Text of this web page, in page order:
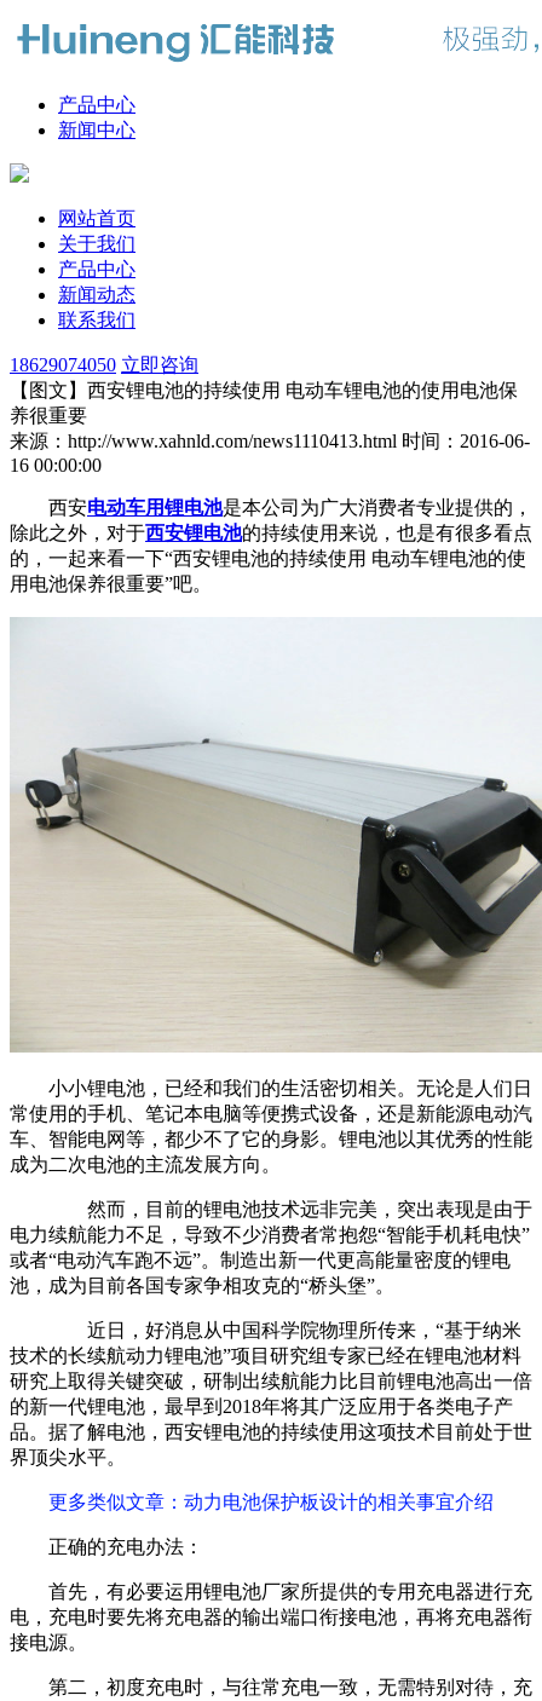
产品中心
新闻中心
网站首页
关于我们
产品中心
新闻动态
联系我们
18629074050 立即咨询
【图文】西安锂电池的持续使用 电动车锂电池的使用电池保
养很重要
来源：http://www.xahnld.com/news1110413.html 时间：2016-06-
16 00:00:00
西安电动车用锂电池是本公司为广大消费者专业提供的，
除此之外，对于西安锂电池的持续使用来说，也是有很多看点
的，一起来看一下“西安锂电池的持续使用 电动车锂电池的使
用电池保养很重要”吧。
小小锂电池，已经和我们的生活密切相关。无论是人们日
常使用的手机、笔记本电脑等便携式设备，还是新能源电动汽
车、智能电网等，都少不了它的身影。锂电池以其优秀的性能
成为二次电池的主流发展方向。
然而，目前的锂电池技术远非完美，突出表现是由于
电力续航能力不足，导致不少消费者常抱怨“智能手机耗电快”
或者“电动汽车跑不远”。制造出新一代更高能量密度的锂电
池，成为目前各国专家争相攻克的“桥头堡”。
近日，好消息从中国科学院物理所传来，“基于纳米
技术的长续航动力锂电池”项目研究组专家已经在锂电池材料
研究上取得关键突破，研制出续航能力比目前锂电池高出一倍
的新一代锂电池，最早到2018年将其广泛应用于各类电子产
品。据了解电池，西安锂电池的持续使用这项技术目前处于世
界顶尖水平。
更多类似文章 ：动力电池保护板设计的相关事宜介绍
正确的充电办法：
首先，有必要运用锂电池厂家所提供的专用充电器进行充
电，充电时要先将充电器的输出端口衔接电池，再将充电器衔
接电源。
第二，初度充电时，与往常充电一致，无需特别对待，充